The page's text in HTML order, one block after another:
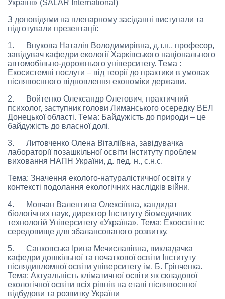
Україні» (SALAR International)
З доповідями на пленарному засіданні виступали та
підготували презентації:
1. Внукова Наталія Володимирівна, д.т.н., професор,
завідувач кафедри екології Харківського національного
автомобільно-дорожнього університету. Тема :
Екосистемні послуги – від теорії до практики в умовах
післявоєнного відновлення економіки держави.
2. Войтенко Олександр Олегович, практичний
психолог, заступник голови Лиманського осередку ВЕЛ
Донецької області. Тема: Байдужість до природи – це
байдужість до власної долі.
3. Литовченко Олена Віталіївна, завідувачка
лабораторії позашкільної освіти Інституту проблем
виховання НАПН України, д. пед. н., с.н.с.
Тема: Значення еколого-натуралістичної освіти у
контексті подолання екологічних наслідків війни.
4. Мовчан Валентина Олексіївна, кандидат
біологічних наук, директор Інституту біомедичних
технологій Університету «Україна». Тема: Екоосвітнє
середовище для збалансованого розвитку.
5. Санковська Ірина Мечиславівна, викладачка
кафедри дошкільної та початкової освіти Інституту
післядипломної освіти університету ім. Б. Грінченка.
Тема: Актуальність кліматичної освіти як складової
екологічної освіти всіх рівнів на етапі післявоєнної
відбудови та розвитку України